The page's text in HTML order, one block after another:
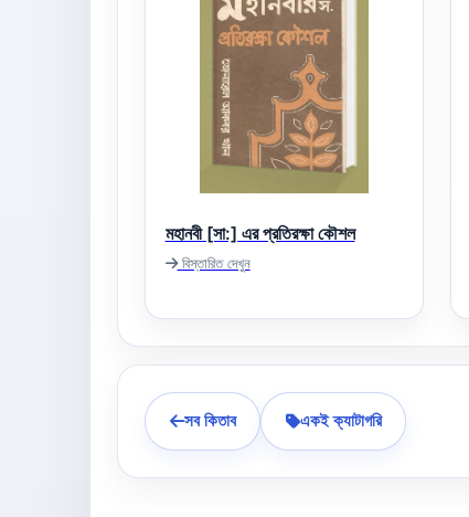
মহানবী [সা:] এর প্রতিরক্ষা কৌশল
বিস্তারিত দেখুন
সব কিতাব একই ক্যাটাগরি